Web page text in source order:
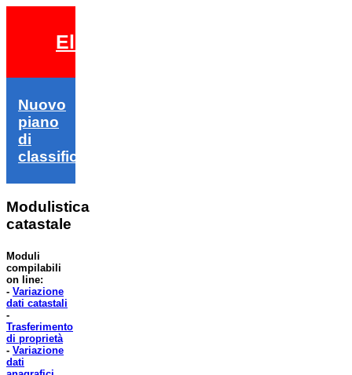
Elezioni 2026
Nuovo
piano
di
classifica
Modulistica
catastale
Moduli
compilabili
on line:
- Variazione
dati catastali
-
Trasferimento
di proprietà
- Variazione
dati